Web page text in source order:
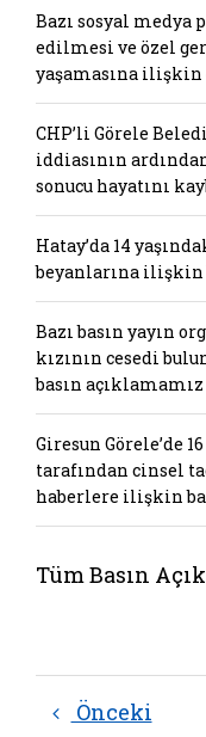
Bazı sosyal
edilmesi ve özel
yaşamasına ilişkin
CHP’li Görele
iddiasının
sonucu hayatını
Hatay’da 14
beyanlarına ilişkin
Bazı basın yayın
kızının cesedi
basın açıklamamız
Giresun Görele’de
tarafından cinsel
haberlere ilişkin
Tüm Basın
Önceki